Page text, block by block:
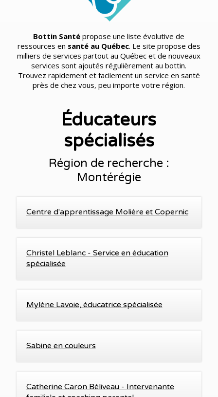
Bottin Santé propose une liste évolutive de
ressources en santé au Québec. Le site propose des
milliers de services partout au Québec et de nouveaux
services sont ajoutés régulièrement au bottin.
Trouvez rapidement et facilement un service en santé
près de chez vous, peu importe votre région.
Éducateurs
spécialisés
Région de recherche :
Montérégie
Centre d'apprentissage Molière et Copernic
Christel Leblanc - Service en éducation
spécialisée
Mylène Lavoie, éducatrice spécialisée
Sabine en couleurs
Catherine Caron Béliveau - Intervenante